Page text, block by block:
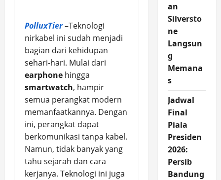
PolluxTier–Teknologi
nirkabel ini sudah menjadi
bagian dari kehidupan
sehari-hari. Mulai dari
earphone hingga
smartwatch, hampir
semua perangkat modern
memanfaatkannya. Dengan
ini, perangkat dapat
berkomunikasi tanpa kabel.
Namun, tidak banyak yang
tahu sejarah dan cara
kerjanya. Teknologi ini juga
an
Silversto
ne
Langsun
g
Memana
s
Jadwal
Final
Piala
Presiden
2026:
Persib
Bandung